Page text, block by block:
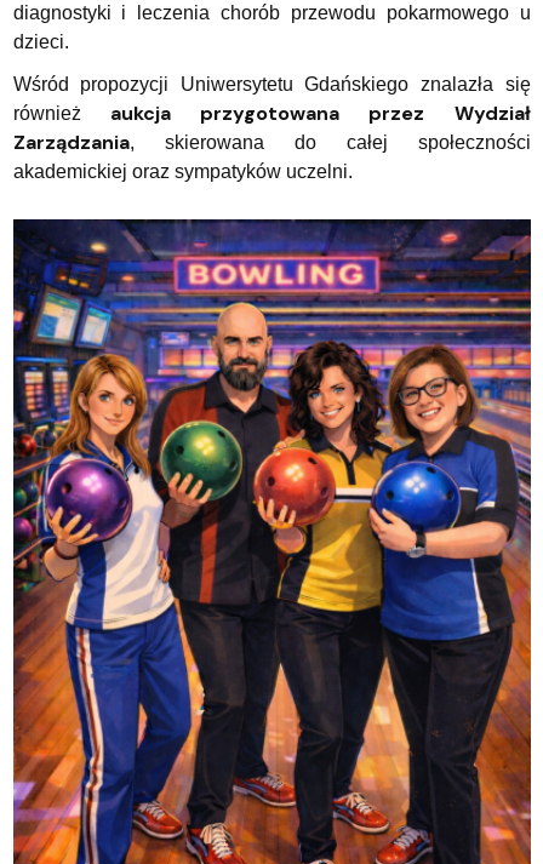
diagnostyki i leczenia chorób przewodu pokarmowego u
dzieci.
Wśród propozycji Uniwersytetu Gdańskiego znalazła się
również aukcja przygotowana przez Wydział
Zarządzania, skierowana do całej społeczności
akademickiej oraz sympatyków uczelni.